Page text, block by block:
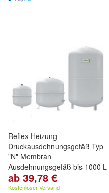
Reflex Heizung
Druckausdehnungsgefäß Typ
"N" Membran
Ausdehnungsgefäß bis 1000 L
ab 39,78 €
Kostenloser Versand